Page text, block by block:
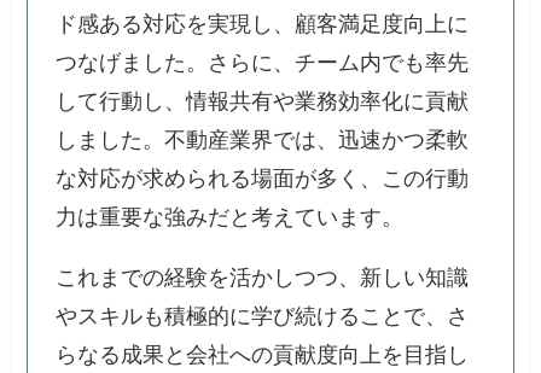
ド感ある対応を実現し、顧客満足度向上に
つなげました。さらに、チーム内でも率先
して行動し、情報共有や業務効率化に貢献
しました。不動産業界では、迅速かつ柔軟
な対応が求められる場面が多く、この行動
力は重要な強みだと考えています。
これまでの経験を活かしつつ、新しい知識
やスキルも積極的に学び続けることで、さ
らなる成果と会社への貢献度向上を目指し